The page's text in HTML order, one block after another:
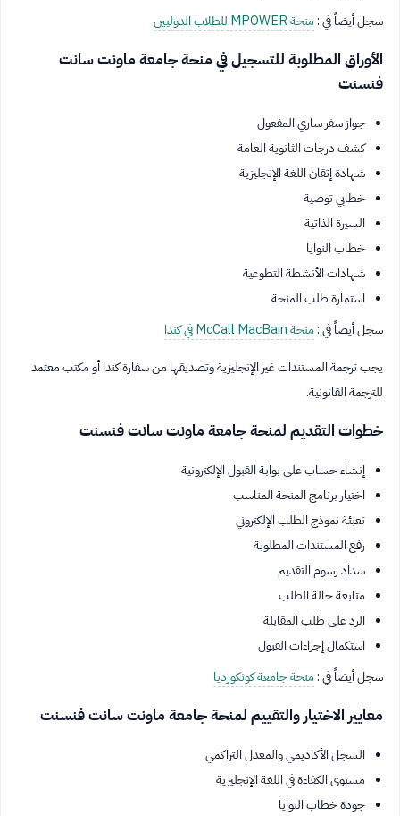
سجل أيضاً في :منحة MPOWER للطلاب الدوليين
الأوراق المطلوبة للتسجيل في منحة جامعة ماونت سانت
فنسنت
جواز سفر ساري المفعول
كشف درجات الثانوية العامة
شهادة إتقان اللغة الإنجليزية
خطابي توصية
السيرة الذاتية
خطاب النوايا
شهادات الأنشطة التطوعية
استمارة طلب المنحة
سجل أيضاً في :منحة McCall MacBain في كندا
يجب ترجمة المستندات غير الإنجليزية وتصديقها من سفارة كندا أو مكتب معتمد
للترجمة القانونية.
خطوات التقديم لمنحة جامعة ماونت سانت فنسنت
إنشاء حساب على بوابة القبول الإلكترونية
اختيار برنامج المنحة المناسب
تعبئة نموذج الطلب الإلكتروني
رفع المستندات المطلوبة
سداد رسوم التقديم
متابعة حالة الطلب
الرد على طلب المقابلة
استكمال إجراءات القبول
سجل أيضاً في :منحة جامعة كونكورديا
معايير الاختيار والتقييم لمنحة جامعة ماونت سانت فنسنت
السجل الأكاديمي والمعدل التراكمي
مستوى الكفاءة في اللغة الإنجليزية
جودة خطاب النوايا